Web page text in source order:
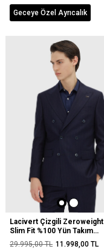
Geceye Özel Ayrıcalık
Lacivert Çizgili Zeroweight
Slim Fit %100 Yün Takım
Elbise
29.995,00TL 11.998,00 TL